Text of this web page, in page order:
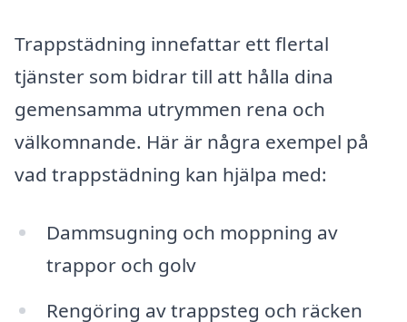
Trappstädning innefattar ett flertal
tjänster som bidrar till att hålla dina
gemensamma utrymmen rena och
välkomnande. Här är några exempel på
vad trappstädning kan hjälpa med:
Dammsugning och moppning av
trappor och golv
Rengöring av trappsteg och räcken